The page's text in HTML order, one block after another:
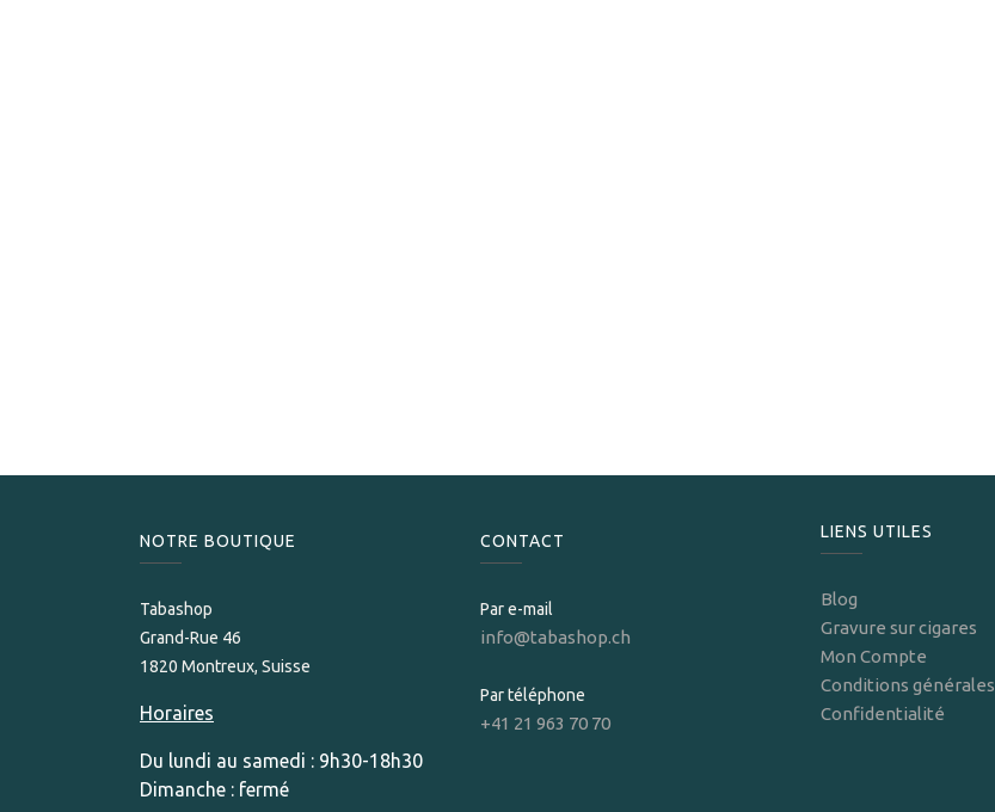
NOTRE BOUTIQUE
Tabashop
Grand-Rue 46
1820 Montreux, Suisse
Horaires
Du lundi au samedi : 9h30-18h30
Dimanche : fermé
CONTACT
Par e-mail
info@tabashop.ch
Par téléphone
+41 21 963 70 70
LIENS UTILES
Blog
Gravure sur cigares
Mon Compte
Conditions générales
Confidentialité